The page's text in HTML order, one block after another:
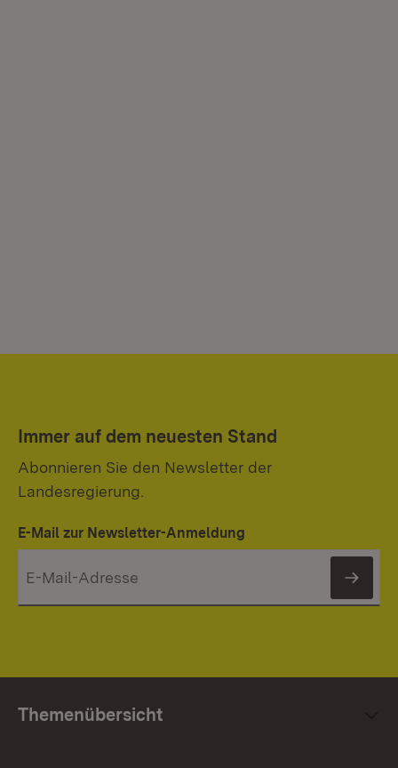
Immer auf dem neuesten Stand
Abonnieren Sie den Newsletter der
Landesregierung.
E-Mail zur Newsletter-Anmeldung
Themenübersicht